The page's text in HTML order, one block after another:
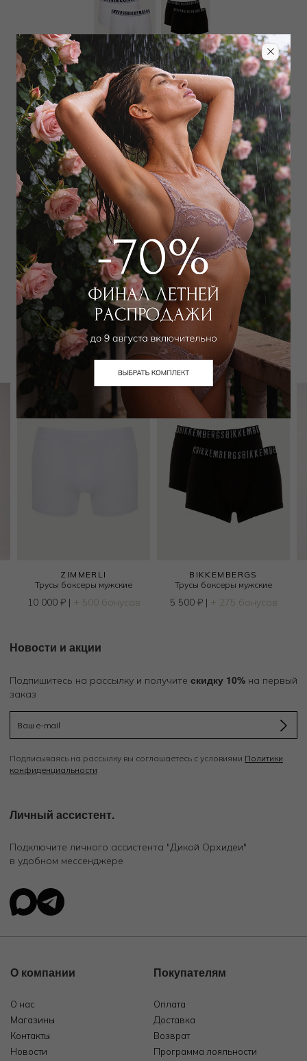
Определить размер
Наличие в магазинах
Добавитьв корзину
Добавить в избранное
Забронировать в магазине
Вам может подойти
ZIMMERLI
Трусы боксеры мужские
10 000 ₽| + 500 бонусов
BIKKEMBERGS
Трусы боксеры мужские
5 500 ₽| + 275 бонусов
Новости и акции
Подпишитесь на рассылку и получите скидку 10% на первый
заказ
Подписываясь на рассылку вы соглашаетесь с условиями Политики
конфиденциальности
Личный ассистент.
Подключите личного ассистента "Дикой Орхидеи"
в удобном мессенджере
О компании
О нас
Магазины
Контакты
Новости
Покупателям
Оплата
Доставка
Возврат
Программа лояльности